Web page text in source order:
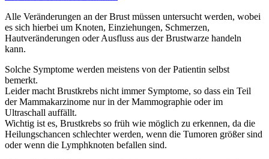
Alle Veränderungen an der Brust müssen untersucht werden, wobei
es sich hierbei um Knoten, Einziehungen, Schmerzen,
Hautveränderungen oder Ausfluss aus der Brustwarze handeln
kann.
Solche Symptome werden meistens von der Patientin selbst
bemerkt.
Leider macht Brustkrebs nicht immer Symptome, so dass ein Teil
der Mammakarzinome nur in der Mammographie oder im
Ultraschall auffällt.
Wichtig ist es, Brustkrebs so früh wie möglich zu erkennen, da die
Heilungschancen schlechter werden, wenn die Tumoren größer sind
oder wenn die Lymphknoten befallen sind.